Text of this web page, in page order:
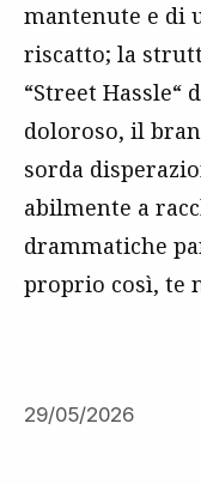
mantenute e di
riscatto; la
“Street Hassle“
doloroso, il
sorda
abilmente a
drammatiche
proprio così, te
29/05/2026